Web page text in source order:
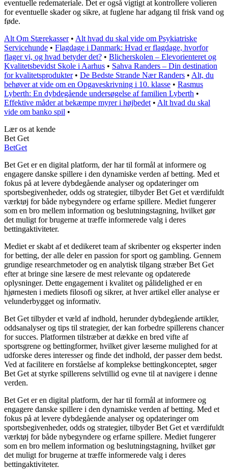
eventuelle redemateriale. Det er også vigtigt at kontrollere volieren
for eventuelle skader og sikre, at fuglene har adgang til frisk vand og
føde.
Alt Om Stærekasser• Alt hvad du skal vide om Psykiatriske
Servicehunde • Flagdage i Danmark: Hvad er flagdage, hvorfor
flager vi, og hvad betyder det? • Blicherskolen – Elevorienteret og
Kvalitetsbevidst Skole i Aarhus • Sahva Randers – Din destination
for kvalitetsprodukter• De Bedste Strande Nær Randers • Alt, du
behøver at vide om en Opgaveskrivning i 10. klasse • Rasmus
Lyberth: En dybdegående undersøgelse af familien Lyberth •
Effektive måder at bekæmpe myrer i højbedet • Alt hvad du skal
vide om banko spil •
Lær os at kende
Bet Get
BetGet
Bet Get er en digital platform, der har til formål at informere og
engagere danske spillere i den dynamiske verden af betting. Med et
fokus på at levere dybdegående analyser og opdateringer om
sportsbegivenheder, odds og strategier, tilbyder Bet Get et værdifuldt
værktøj for både nybegyndere og erfarne spillere. Mediet fungerer
som en bro mellem information og beslutningstagning, hvilket gør
det muligt for brugerne at træffe informerede valg i deres
bettingaktiviteter.
Mediet er skabt af et dedikeret team af skribenter og eksperter inden
for betting, der alle deler en passion for sport og gambling. Gennem
grundige researchmetoder og en analytisk tilgang stræber Bet Get
efter at bringe sine læsere de mest relevante og opdaterede
oplysninger. Dette engagement i kvalitet og pålidelighed er en
hjørnesten i mediets filosofi og sikrer, at hver artikel eller analyse er
velunderbygget og informativ.
Bet Get tilbyder et væld af indhold, herunder dybdegående artikler,
oddsanalyser og tips til strategier, der kan forbedre spillerens chancer
for succes. Platformen tilstræber at dække en bred vifte af
sportsgrene og bettingformer, hvilket giver læserne mulighed for at
udforske deres interesser og finde det indhold, der passer dem bedst.
Ved at facilitere en forståelse af komplekse bettingkonceptet, søger
Bet Get at styrke spillerens selvtillid og evne til at navigere i denne
verden.
Bet Get er en digital platform, der har til formål at informere og
engagere danske spillere i den dynamiske verden af betting. Med et
fokus på at levere dybdegående analyser og opdateringer om
sportsbegivenheder, odds og strategier, tilbyder Bet Get et værdifuldt
værktøj for både nybegyndere og erfarne spillere. Mediet fungerer
som en bro mellem information og beslutningstagning, hvilket gør
det muligt for brugerne at træffe informerede valg i deres
bettingaktiviteter.